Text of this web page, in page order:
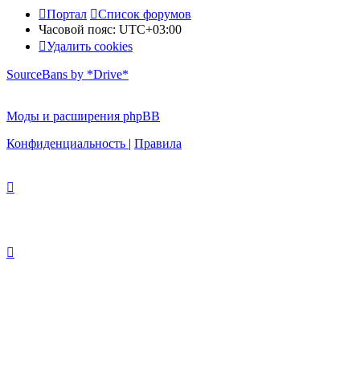
Портал
Список форумов
Часовой пояс: UTC+03:00
Удалить cookies
SourceBans by *Drive*
Моды и расширения phpBB
Конфиденциальность | Правила